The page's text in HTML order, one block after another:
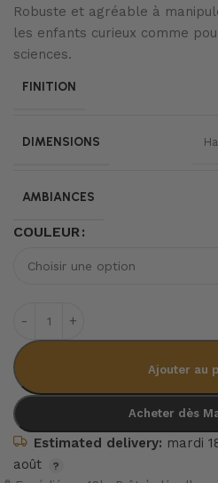
Robuste et agréable à
les enfants curieux comme
sciences.
FINITION
DIMENSIONS
AMBIANCES
COULEUR
Ajouter au
Acheter dès
Estimated delivery: mardi
août